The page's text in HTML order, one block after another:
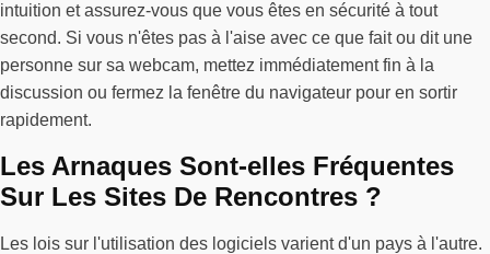
intuition et assurez-vous que vous êtes en sécurité à tout
second. Si vous n'êtes pas à l'aise avec ce que fait ou dit une
personne sur sa webcam, mettez immédiatement fin à la
discussion ou fermez la fenêtre du navigateur pour en sortir
rapidement.
Les Arnaques Sont-elles Fréquentes
Sur Les Sites De Rencontres ?
Les lois sur l'utilisation des logiciels varient d'un pays à l'autre.